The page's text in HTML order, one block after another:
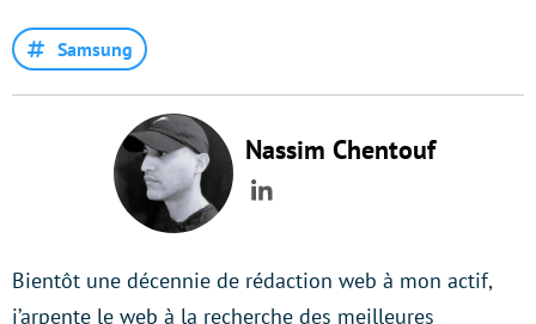
Samsung
Nassim Chentouf
LinkedIn
Bientôt une décennie de rédaction web à mon actif,
j’arpente le web à la recherche des meilleures